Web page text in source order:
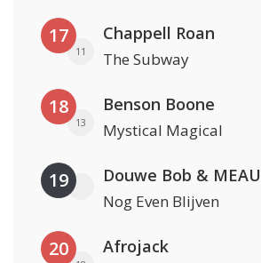
17
11
Chappell Roan
The Subway
18
13
Benson Boone
Mystical Magical
19 Douwe Bob & MEAU
Nog Even Blijven
20 Afrojack